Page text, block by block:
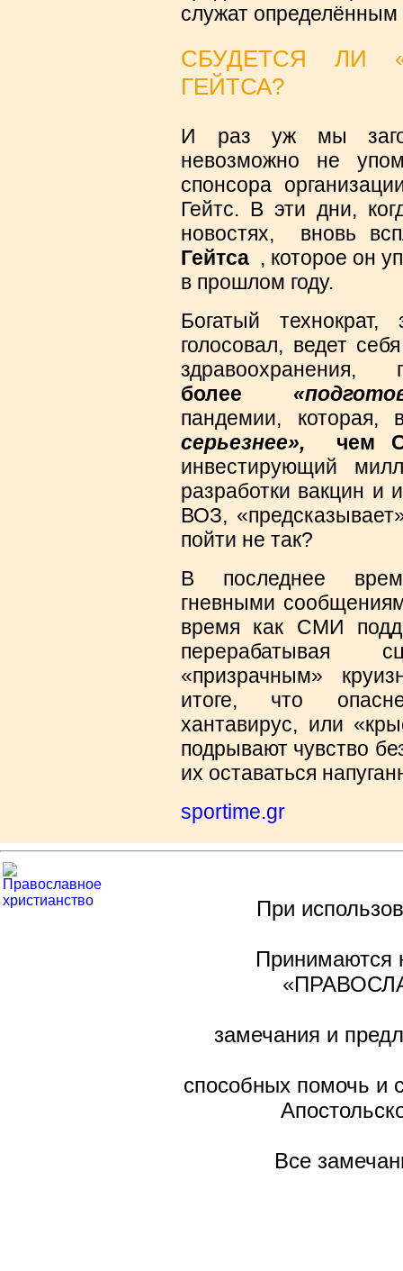
служат
СБУДЕТСЯ ЛИ
ГЕЙТСА?
И раз уж мы
невозможно не
спонсора
Гейтс. В эти дни,
новостях, вновь
Гейтса , которое он
в прошлом году.
Богатый
голосовал, ведет
более
пандемии, которая,
серьезнее», чем
инвестирующий
разработки вакцин
ВОЗ,
пойти не так?
В последнее
гневными
время как СМИ
перерабатывая
«призрачным»
итоге, что
хантавирус, или
подрывают чувство
их оставаться
sportime.gr
При
Принимаются
замечания и
способных помочь и
Все